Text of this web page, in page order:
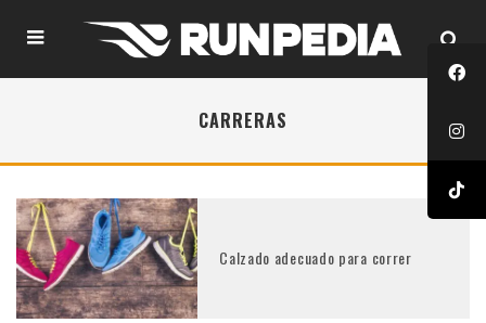
CARRERAS
Calzado adecuado para correr